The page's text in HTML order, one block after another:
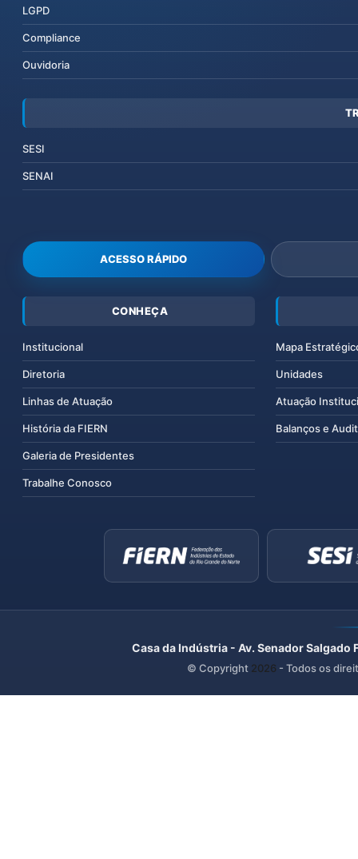
LGPD
Compliance
Ouvidoria
SESI
SENAI
ACESSO RÁPIDO
CONHEÇA
Institucional
Diretoria
Linhas de Atuação
História da FIERN
Galeria de Presidentes
Trabalhe Conosco
Mapa
Unidades
Atuação
Balanços e
Casa da Indústria - Av. Senador
© Copyright 2026 - Todos os